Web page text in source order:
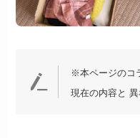
※本ページのコ
現在の内容と 異